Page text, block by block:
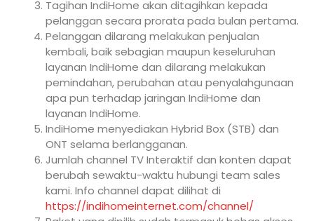
Tagihan IndiHome akan ditagihkan kepada
pelanggan secara prorata pada bulan pertama.
Pelanggan dilarang melakukan penjualan
kembali, baik sebagian maupun keseluruhan
layanan IndiHome dan dilarang melakukan
pemindahan, perubahan atau penyalahgunaan
apa pun terhadap jaringan IndiHome dan
layanan IndiHome.
IndiHome menyediakan Hybrid Box (STB) dan
ONT selama berlangganan.
Jumlah channel TV Interaktif dan konten dapat
berubah sewaktu-waktu hubungi team sales
kami. Info channel dapat dilihat di
https://indihomeinternet.com/channel/